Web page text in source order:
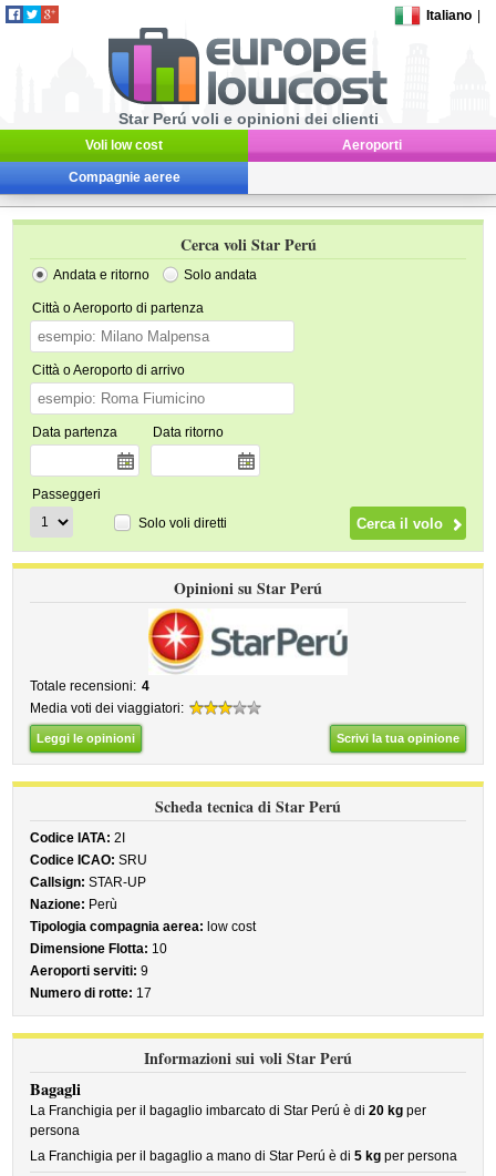
Italiano
Star Perú voli e opinioni dei clienti
Voli low cost Aeroporti
Compagnie aeree
Cerca voli Star Perú
Andata e ritorno Solo andata
Città o Aeroporto di partenza
Città o Aeroporto di arrivo
Data partenza Data ritorno
Passeggeri
Solo voli diretti
Opinioni su Star Perú
Totale recensioni: 4
Media voti dei viaggiatori:
Leggi le opinioni Scrivi la tua opinione
Scheda tecnica di Star Perú
Codice IATA: 2I
Codice ICAO: SRU
Callsign: STAR-UP
Nazione: Perù
Tipologia compagnia aerea: low cost
Dimensione Flotta: 10
Aeroporti serviti: 9
Numero di rotte: 17
Informazioni sui voli Star Perú
Bagagli
La Franchigia per il bagaglio imbarcato di Star Perú è di20 kg per
persona
La Franchigia per il bagaglio a mano di Star Perú è di5 kg per persona